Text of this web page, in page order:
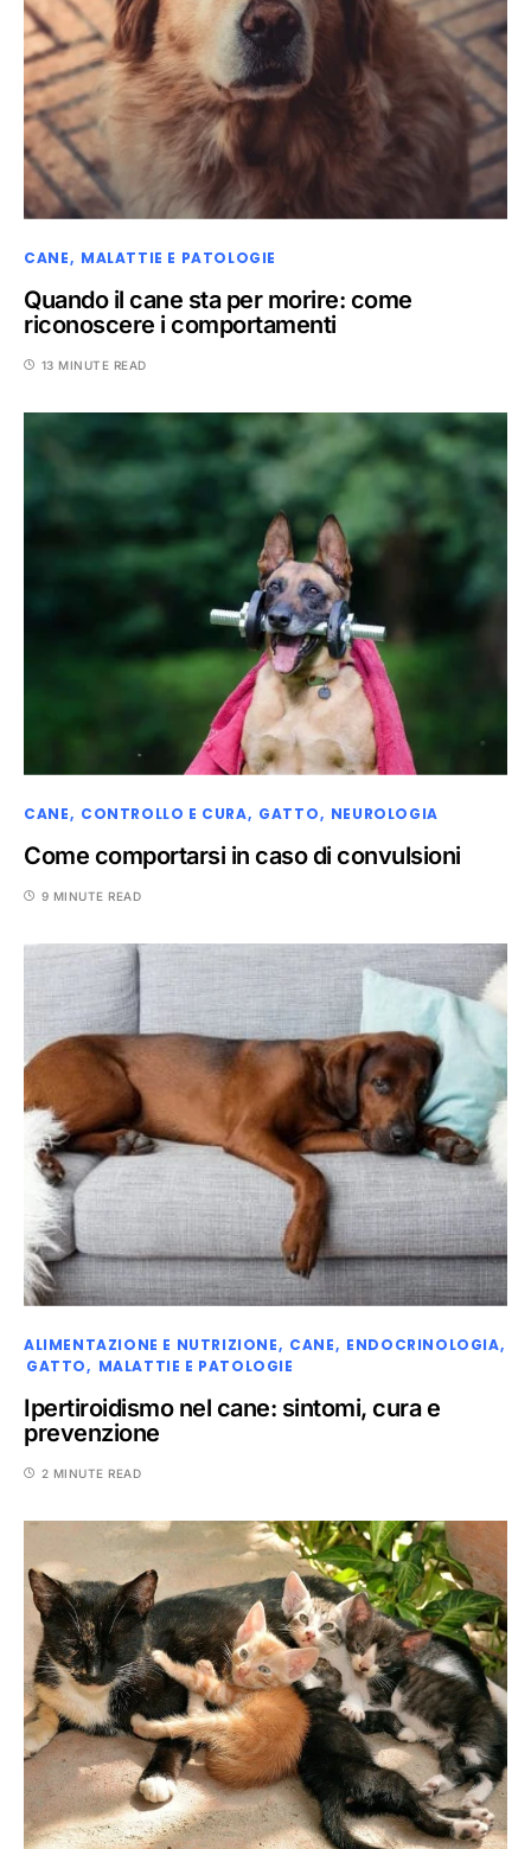
CANE MALATTIE E PATOLOGIE
Quando il cane sta per morire: come
riconoscere i comportamenti
13 MINUTE READ
CANE CONTROLLO E CURA GATTO NEUROLOGIA
Come comportarsi in caso di convulsioni
9 MINUTE READ
ALIMENTAZIONE E NUTRIZIONE CANE
ENDOCRINOLOGIA
GATTO
MALATTIE E PATOLOGIE
Ipertiroidismo nel cane: sintomi, cura e
prevenzione
2 MINUTE READ